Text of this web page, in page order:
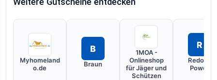
Myhomeland
o.de
B
Braun
1MOA -
Onlineshop
für Jäger und
Schützen
R
Redodo
Power